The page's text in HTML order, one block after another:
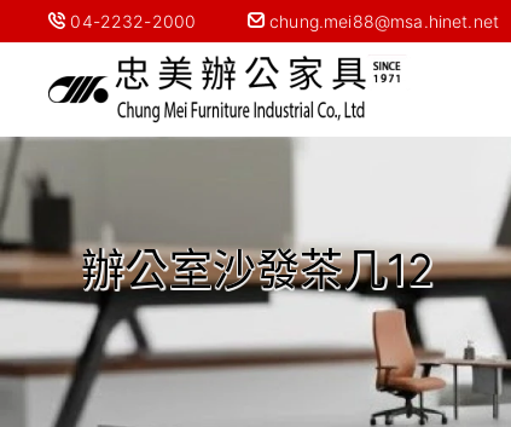
04-2232-2000 chung.mei88@msa.hinet.net
辦公室沙發茶几12